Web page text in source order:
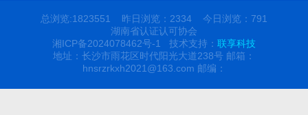
总浏览:1823551 昨日浏览： 2334 今日浏览： 791
湖南省认证认可协会
湘ICP备2024078462号-1
技术支持： 联享科技
地址：长沙市雨花区时代阳光大道238号 邮箱：
hnsrzrkxh2021@163.com 邮编：